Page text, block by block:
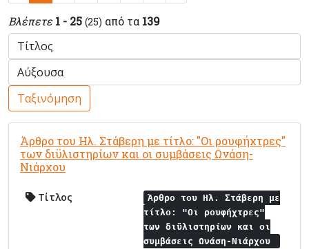
Βλέπετε 1 - 25 (25) από τα 139
Ταξινόμηση
Άρθρο του Ηλ. Στάβερη με τίτλο: "Οι ρουφήχτρες"
των διϋλιστηρίων και οι συμβάσεις Ωνάση-
Νιάρχου
Τίτλος
Άρθρο του Ηλ. Στάβερη με
τίτλο: "Οι ρουφήχτρες"
των διϋλιστηρίων και οι
συμβάσεις Ωνάση-Νιάρχου